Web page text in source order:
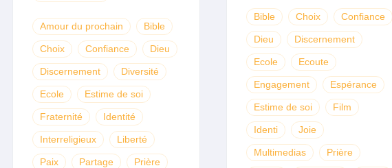
Bible Choix Confiance
Dieu Discernement
Ecole Ecoute
Engagement Espérance
Estime de soi Film
Identi Joie
Multimedias Prière
Amour du prochain Bible
Choix Confiance Dieu
Discernement Diversité
Ecole Estime de soi
Fraternité Identité
Interreligieux Liberté
Paix Partage Prière